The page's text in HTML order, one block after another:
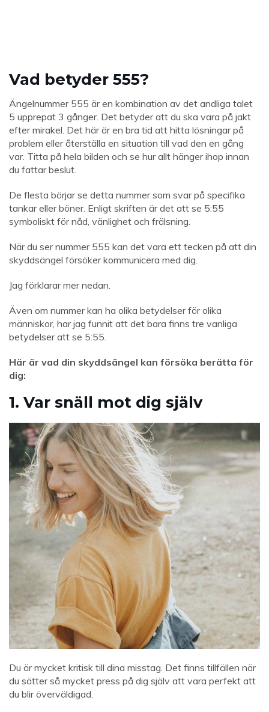
Vad betyder 555?
Ängelnummer 555 är en kombination av det andliga talet
5 upprepat 3 gånger. Det betyder att du ska vara på jakt
efter mirakel. Det här är en bra tid att hitta lösningar på
problem eller återställa en situation till vad den en gång
var. Titta på hela bilden och se hur allt hänger ihop innan
du fattar beslut.
De flesta börjar se detta nummer som svar på specifika
tankar eller böner. Enligt skriften är det att se 5:55
symboliskt för nåd, vänlighet och frälsning.
När du ser nummer 555 kan det vara ett tecken på att din
skyddsängel försöker kommunicera med dig.
Jag förklarar mer nedan.
Även om nummer kan ha olika betydelser för olika
människor, har jag funnit att det bara finns tre vanliga
betydelser att se 5:55.
Här är vad din skyddsängel kan försöka berätta för
dig:
1. Var snäll mot dig själv
Du är mycket kritisk till dina misstag. Det finns tillfällen när
du sätter så mycket press på dig själv att vara perfekt att
du blir överväldigad.